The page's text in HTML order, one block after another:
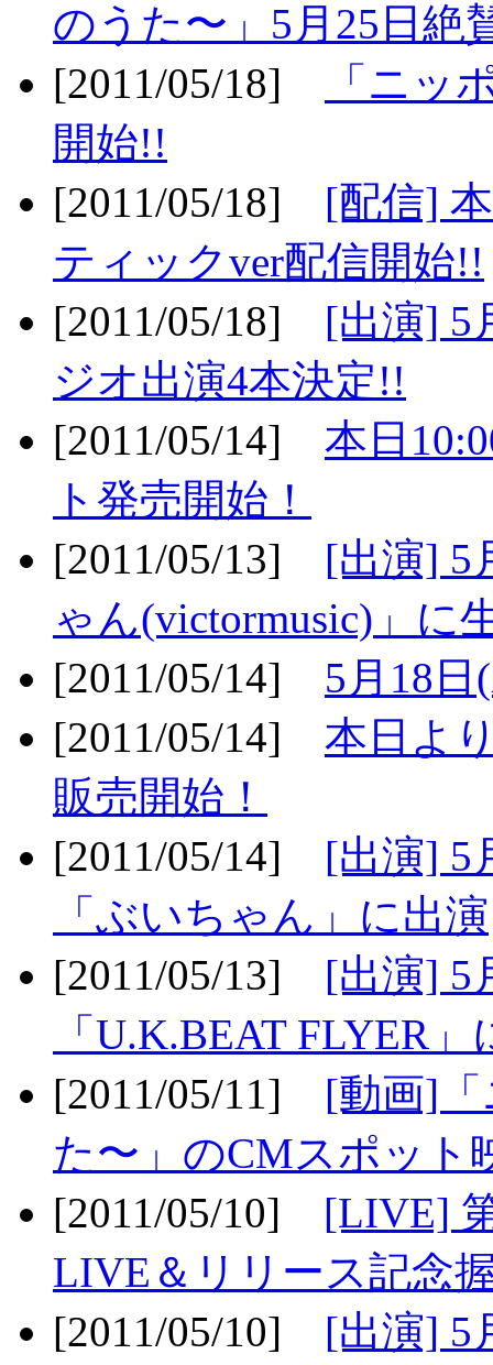
のうた〜」5月25日絶
[2011/05/18]
「ニッ
開始!!
[2011/05/18] [配信]
ティックver配信開始!!
[2011/05/18] [出演] 5
ジオ出演4本決定!!
[2011/05/14] 本日
ト発売開始！
[2011/05/13] [出演] 5
ゃん(victormusic)」に
[2011/05/14] 5月18
[2011/05/14] 本日よ
販売開始！
[2011/05/14] [出演] 5
「ぶいちゃん」に出演
[2011/05/13] [出演] 5
「U.K.BEAT FLYER
[2011/05/11] [動画]
た〜」のCMスポット
[2011/05/10] [LIVE]
LIVE＆リリース記念
[2011/05/10] [出演] 5